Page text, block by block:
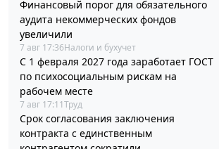
Финансовый порог для обязательного
аудита некоммерческих фондов
увеличили
7 авг 17:36Налоги и бухучет
С 1 февраля 2027 года заработает ГОСТ
по психосоциальным рискам на
рабочем месте
7 авг 17:11Труд
Срок согласования заключения
контракта с единственным